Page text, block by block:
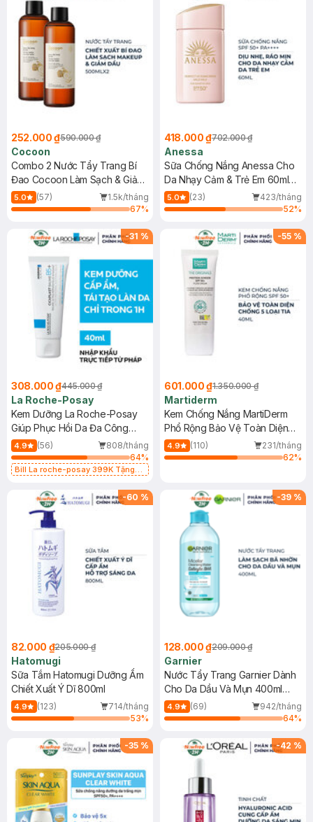
252.000 ₫590.000 ₫
Cocoon
Combo 2 Nước Tẩy Trang Bí
Đao Cocoon Làm Sạch & Giảm
Dầu 500ml
5.0 (57)
1.5k/tháng
67%
418.000 ₫702.000 ₫
Anessa
Sữa Chống Nắng Anessa Cho
Da Nhạy Cảm & Trẻ Em 60ml
(Mới)
5.0 (23)
423/tháng
52%
-31 %
308.000 ₫445.000 ₫
La Roche-Posay
Kem Dưỡng La Roche-Posay
Giúp Phục Hồi Da Đa Công
Dụng 40ml
4.9 (56)
808/tháng
64%
Bill La roche-posay 399K Tặng
(SL có hạn)
-55 %
601.000 ₫1.350.000 ₫
Martiderm
Kem Chống Nắng MartiDerm
Phổ Rộng Bảo Vệ Toàn Diện
40ml
4.9 (110)
231/tháng
62%
-60 %
82.000 ₫205.000 ₫
Hatomugi
Sữa Tắm Hatomugi Dưỡng Ẩm
Chiết Xuất Ý Dĩ 800ml
4.9 (123)
714/tháng
53%
-39 %
128.000 ₫209.000 ₫
Garnier
Nước Tẩy Trang Garnier Dành
Cho Da Dầu Và Mụn 400ml
(Mới)
4.9 (69)
942/tháng
64%
-35 % -42 %